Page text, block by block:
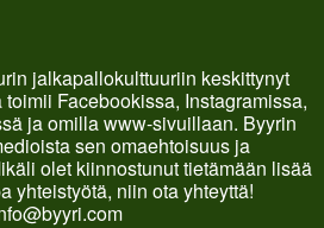
jalkapallokulttuuriin keskittynyt
Facebookissa, Instagramissa,
ja omilla www-sivuillaan. Byyrin
sen omaehtoisuus ja
olet kiinnostunut tietämään lisää
yhteistyötä, niin ota yhteyttä!